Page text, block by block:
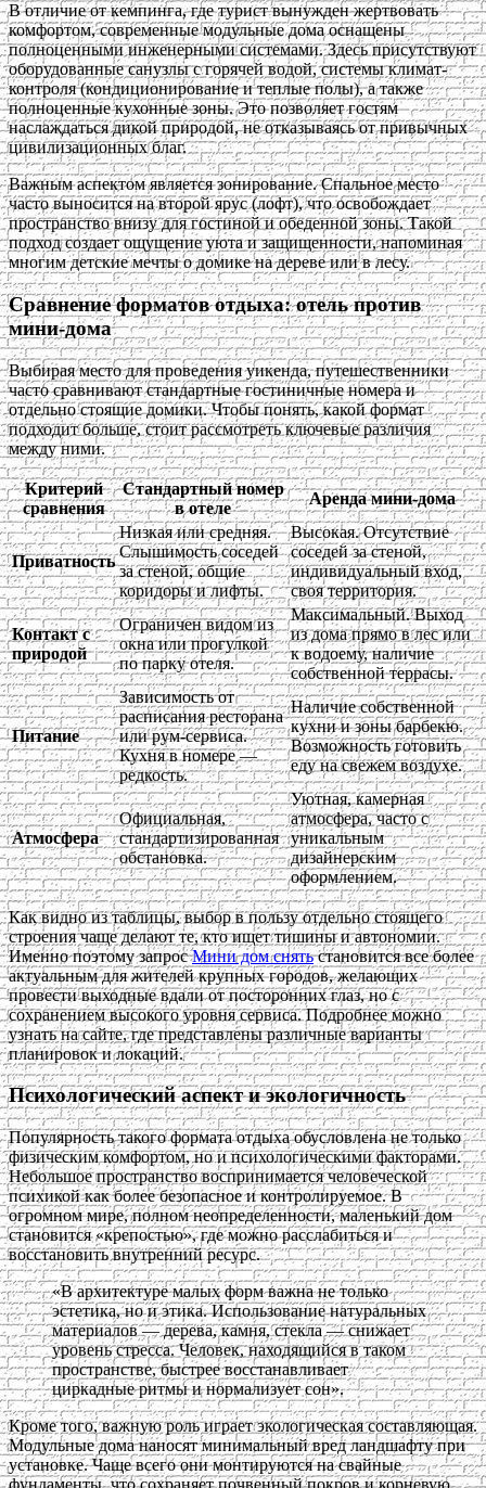
В отличие от кемпинга, где турист вынужден жертвовать
комфортом, современные модульные дома оснащены
полноценными инженерными системами. Здесь присутствуют
оборудованные санузлы с горячей водой, системы климат-
контроля (кондиционирование и теплые полы), а также
полноценные кухонные зоны. Это позволяет гостям
наслаждаться дикой природой, не отказываясь от привычных
цивилизационных благ.
Важным аспектом является зонирование. Спальное место
часто выносится на второй ярус (лофт), что освобождает
пространство внизу для гостиной и обеденной зоны. Такой
подход создает ощущение уюта и защищенности, напоминая
многим детские мечты о домике на дереве или в лесу.
Сравнение форматов отдыха: отель против
мини-дома
Выбирая место для проведения уикенда, путешественники
часто сравнивают стандартные гостиничные номера и
отдельно стоящие домики. Чтобы понять, какой формат
подходит больше, стоит рассмотреть ключевые различия
между ними.
Критерий
сравнения
Стандартный номер
в отеле
Аренда мини-дома
Приватность
Низкая или средняя.
Слышимость соседей
за стеной, общие
коридоры и лифты.
Высокая. Отсутствие
соседей за стеной,
индивидуальный вход,
своя территория.
Контакт с
природой
Ограничен видом из
окна или прогулкой
по парку отеля.
Максимальный. Выход
из дома прямо в лес или
к водоему, наличие
собственной террасы.
Питание
Зависимость от
расписания ресторана
или рум-сервиса.
Кухня в номере —
редкость.
Наличие собственной
кухни и зоны барбекю.
Возможность готовить
еду на свежем воздухе.
Атмосфера
Официальная,
стандартизированная
обстановка.
Уютная, камерная
атмосфера, часто с
уникальным
дизайнерским
оформлением.
Как видно из таблицы, выбор в пользу отдельно стоящего
строения чаще делают те, кто ищет тишины и автономии.
Именно поэтому запросМини дом снятьстановится все более
актуальным для жителей крупных городов, желающих
провести выходные вдали от посторонних глаз, но с
сохранением высокого уровня сервиса. Подробнее можно
узнать на сайте, где представлены различные варианты
планировок и локаций.
Психологический аспект и экологичность
Популярность такого формата отдыха обусловлена не только
физическим комфортом, но и психологическими факторами.
Небольшое пространство воспринимается человеческой
психикой как более безопасное и контролируемое. В
огромном мире, полном неопределенности, маленький дом
становится «крепостью», где можно расслабиться и
восстановить внутренний ресурс.
«В архитектуре малых форм важна не только
эстетика, но и этика. Использование натуральных
материалов — дерева, камня, стекла — снижает
уровень стресса. Человек, находящийся в таком
пространстве, быстрее восстанавливает
циркадные ритмы и нормализует сон».
Кроме того, важную роль играет экологическая составляющая.
Модульные дома наносят минимальный вред ландшафту при
установке. Чаще всего они монтируются на свайные